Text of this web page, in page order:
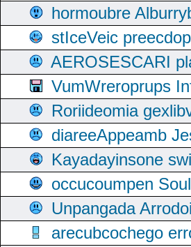
hormoubre
stIceVeic
AEROSESCARI
VumWreroprups
Roriideomia
diareeAppeamb
Kayadayinsone
occucoumpen
Unpangada
arecubcochego